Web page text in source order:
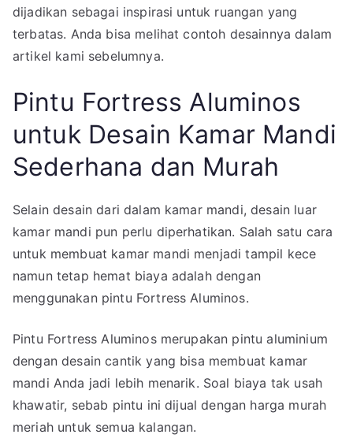
dijadikan sebagai inspirasi untuk ruangan yang
terbatas. Anda bisa melihat contoh desainnya dalam
artikel kami sebelumnya.
Pintu Fortress Aluminos
untuk Desain Kamar Mandi
Sederhana dan Murah
Selain desain dari dalam kamar mandi, desain luar
kamar mandi pun perlu diperhatikan. Salah satu cara
untuk membuat kamar mandi menjadi tampil kece
namun tetap hemat biaya adalah dengan
menggunakan pintu Fortress Aluminos.
Pintu Fortress Aluminos merupakan pintu aluminium
dengan desain cantik yang bisa membuat kamar
mandi Anda jadi lebih menarik. Soal biaya tak usah
khawatir, sebab pintu ini dijual dengan harga murah
meriah untuk semua kalangan.